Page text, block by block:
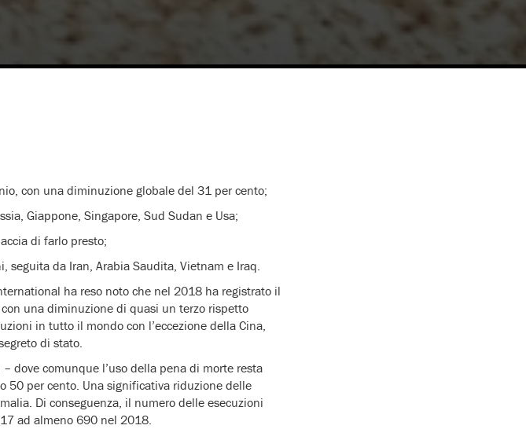
con una diminuzione globale del 31 per cento;
Giappone, Singapore, Sud Sudan e Usa;
di farlo presto;
da Iran, Arabia Saudita, Vietnam e Iraq.
ha reso noto che nel 2018 ha registrato il
una diminuzione di quasi un terzo rispetto
in tutto il mondo con l’eccezione della Cina,
di stato.
dove comunque l’uso della pena di morte resta
50 per cento. Una significativa riduzione delle
Di conseguenza, il numero delle esecuzioni
ad almeno 690 nel 2018.